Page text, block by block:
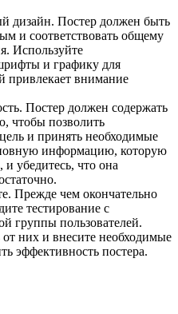
дизайн. Постер должен быть
и соответствовать общему
Используйте
и графику для
привлекает внимание
Постер должен содержать
чтобы позволить
и принять необходимые
информацию, которую
и убедитесь, что она
Прежде чем окончательно
тестирование с
группы пользователей.
них и внесите необходимые
эффективность постера.